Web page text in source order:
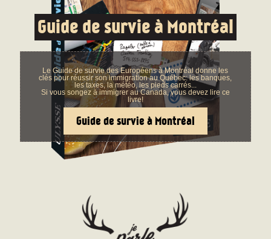
Guide de survie à Montréal
Le Guide de survie des Européens à Montréal donne les
clés pour réussir son immigration au Québec: les banques,
les taxes, la météo, les pieds carrés...
Si vous songez à immigrer au Canada, vous devez lire ce
livre!
Guide de survie à Montréal